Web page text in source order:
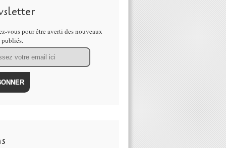
vous pour être averti des nouveaux